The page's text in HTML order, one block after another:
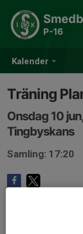
Kalender
P-16
Träning
Onsdag 10
Tingbyskans
Samling: 17:20